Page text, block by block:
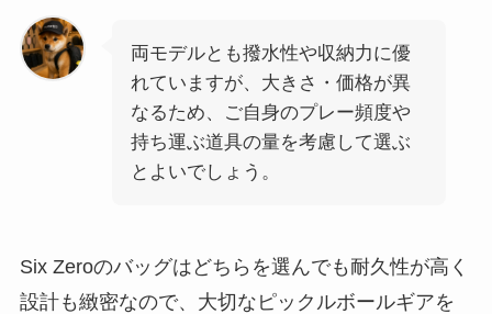
両モデルとも撥水性や収納力に優
れていますが、大きさ・価格が異
なるため、ご自身のプレー頻度や
持ち運ぶ道具の量を考慮して選ぶ
とよいでしょう。
Six Zeroのバッグはどちらを選んでも耐久性が高く
設計も緻密なので、大切なピックルボールギアを